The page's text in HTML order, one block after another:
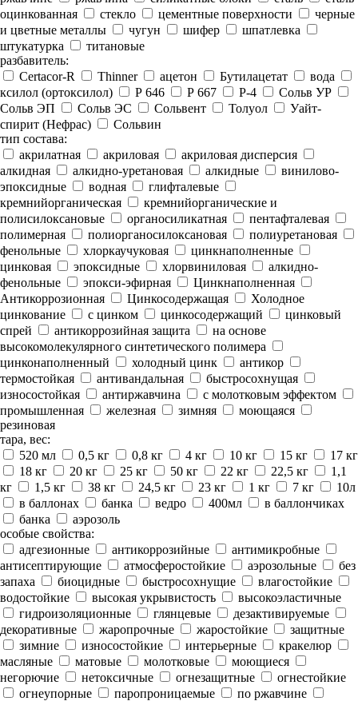
оцинкованная
стекло цементные поверхности
черные
и цветные металлы
чугун шифер
шпатлевка
штукатурка
титановые
разбавитель:
Certacor-R
Thinner ацетон Бутилацетат
вода
ксилол (ортоксилол)
Р 646 Р 667 Р-4
Сольв УР
Сольв ЭП
Сольв ЭС Сольвент Толуол
Уайт-
спирит (Нефрас)
Сольвин
тип состава:
акрилатная
акриловая
акриловая дисперсия
алкидная
алкидно-уретановая алкидные
винилово-
эпоксидные
водная
глифталевые
кремнийорганическая
кремнийорганические и
полисилоксановые
органосиликатная
пентафталевая
полимерная
полиорганосилоксановая
полиуретановая
фенольные
хлоркаучуковая
цинкнаполненные
цинковая
эпоксидные хлорвиниловая
алкидно-
фенольные
эпокси-эфирная
Цинкнаполненная
Антикоррозионная
Цинкосодержащая
Холодное
цинкование
с цинком цинкосодержащий
цинковый
спрей
антикоррозийная защита
на основе
высокомолекулярного синтетического полимера
цинконаполненный
холодный цинк
антикор
термостойкая
антивандальная
быстросохнущая
износостойкая
антиржавчина
с молотковым эффектом
промышленная
железная зимняя
моющаяся
резиновая
тара, вес:
520 мл
0,5 кг 0,8 кг 4 кг 10 кг 15 кг
17 кг
18 кг
20 кг 25 кг 50 кг 22 кг 22,5 кг
1,1
кг
1,5 кг 38 кг 24,5 кг 23 кг 1 кг 7 кг
10л
в баллонах
банка ведро 400мл
в баллончиках
банка
аэрозоль
особые свойства:
адгезионные
антикоррозийные
антимикробные
антисептирующие
атмосферостойкие аэрозольные
без
запаха
биоцидные быстросохнущие
влагостойкие
водостойкие
высокая укрывистость
высокоэластичные
гидроизоляционные
глянцевые
дезактивируемые
декоративные
жаропрочные жаростойкие
защитные
зимние
износостойкие интерьерные
кракелюр
масляные
матовые молотковые
моющиеся
негорючие
нетоксичные огнезащитные
огнестойкие
огнеупорные
паропроницаемые
по ржавчине